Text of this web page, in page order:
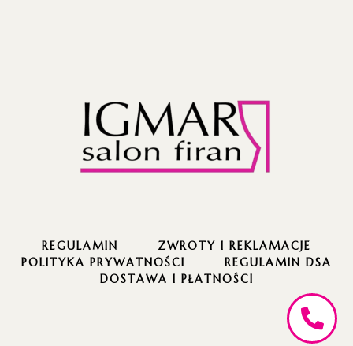
REGULAMIN
ZWROTY I REKLAMACJE
POLITYKA PRYWATNOŚCI
REGULAMIN DSA
DOSTAWA I PŁATNOŚCI